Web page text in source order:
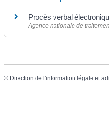
Procès verbal
Agence nationale de
© Direction de l'information légale et